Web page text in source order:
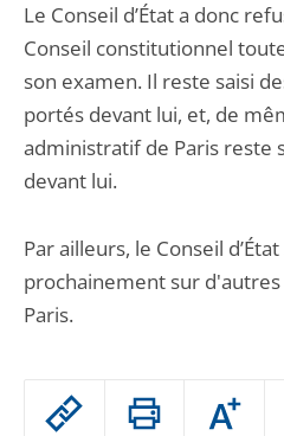
Passer
Le Conseil d’État a donc
Conseil constitutionnel
son examen. Il reste saisi
portés devant lui, et, de
administratif de Paris reste
devant lui.
Par ailleurs, le Conseil
prochainement sur d'autres
Paris.